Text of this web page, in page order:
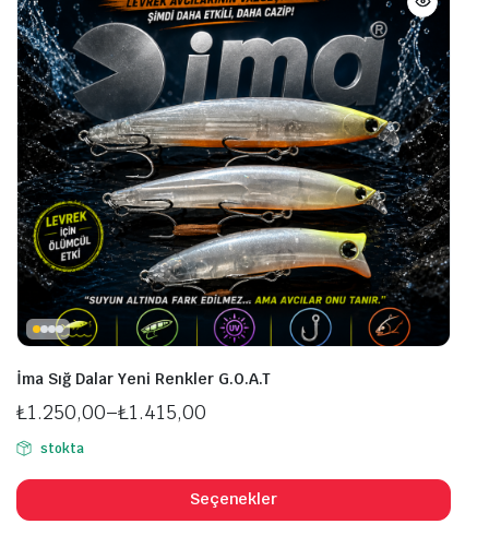
ürün
sayfasından
seçilebilir
İma Sığ Dalar Yeni Renkler G.O.A.T
₺1.250,00–₺1.415,00
Fiyat
aralığı:
₺1.250,00
-
stokta
Seçenekler